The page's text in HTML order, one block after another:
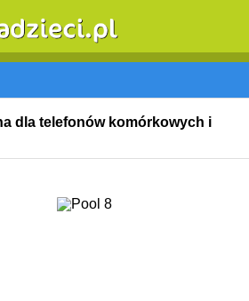
dla telefonów komórkowych i